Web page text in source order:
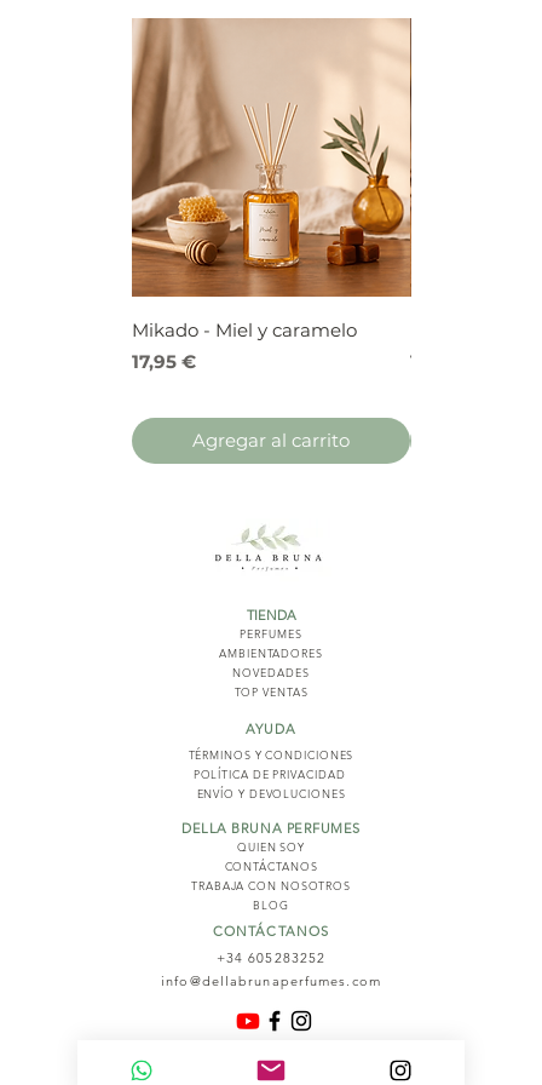
Mikado - Miel y caramelo
Precio
17,95 €
Agregar al carrito
Precio
17,95 €
TIENDA
PERFUMES
AMBIENTADORES
NOVEDADES
TOP VENTAS
AYUDA
TÉRMINOS Y CONDICIONES
POLÍTICA DE PRIVACIDAD
ENVÍO Y DEVOLUCIONES
DELLA BRUNA PERFUMES
QUIEN SOY
CONTÁCTANOS
TRABAJA CON NOSOTROS
BLOG
CONTÁCTANOS
+34 605283252
info@dellabrunaperfumes.com
Della Bruna Perfumes